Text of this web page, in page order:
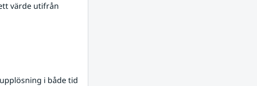
värde utifrån
i både tid